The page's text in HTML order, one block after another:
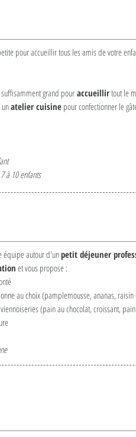
pour accueillir tous les amis de votre
grand pour accueillirtout le
atelier cuisine pour confectionner le
à 10 enfants
équipe autour d'unpetit déjeuner
et vous propose :
au choix (pamplemousse, ananas,
(pain au chocolat, croissant,